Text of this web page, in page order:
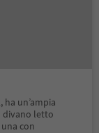
un’ampia
divano letto
con